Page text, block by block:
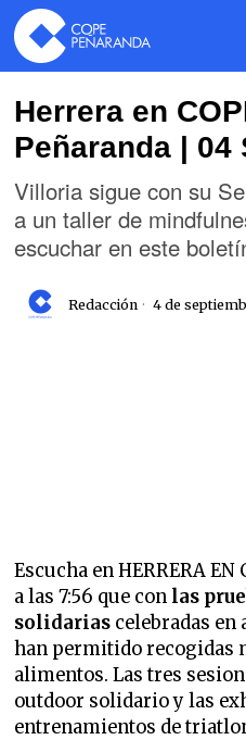
Herrera en
Peñaranda | 04
Villoria sigue con su
a un taller de
escuchar en este
Redacción 4 de
Escucha en HERRERA EN
a las 7:56 que con las
solidarias celebradas en
han permitido recogidas
alimentos. Las tres
outdoor solidario y las
entrenamientos de